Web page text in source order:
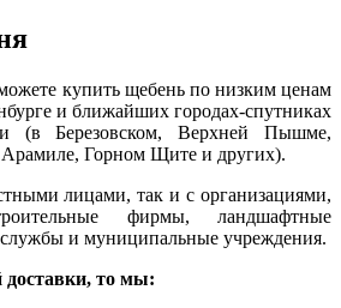
купить щебень по низким ценам
и ближайших городах-спутниках
(в Березовском, Верхней Пышме,
Арамиле, Горном Щите и других).
лицами, так и с организациями,
фирмы, ландшафтные
и муниципальные учреждения.
доставки, то мы: